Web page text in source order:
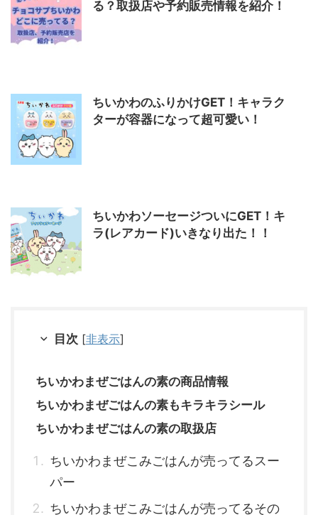
る？取扱店や予約販売情報を紹介！
ちいかわのふりかけGET！キャラク
ターが容器になって超可愛い！
ちいかわソーセージついにGET！キ
ラ(レアカード)いきなり出た！！
目次 [非表示]
ちいかわまぜごはんの素の商品情報
ちいかわまぜごはんの素もキラキラシール
ちいかわまぜごはんの素の取扱店
ちいかわまぜこみごはんが売ってるスー
パー
ちいかわまぜこみごはんが売ってるその